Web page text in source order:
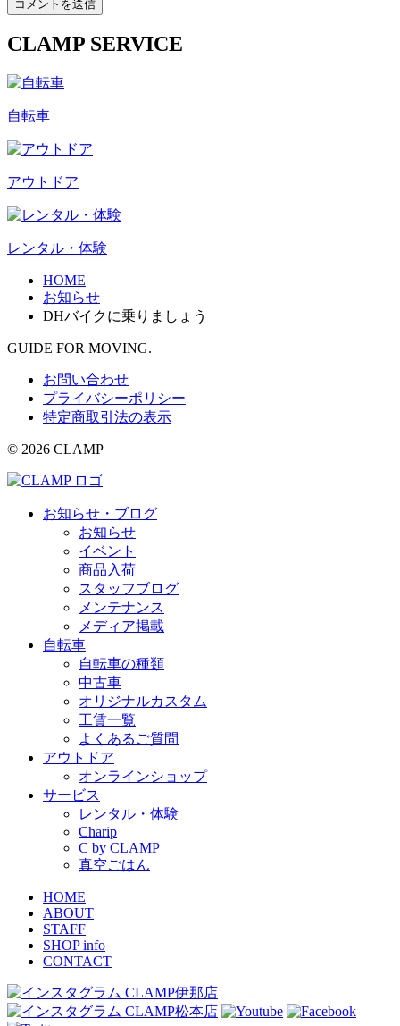
CLAMP SERVICE
自転車
アウトドア
レンタル・体験
HOME
お知らせ
DHバイクに乗りましょう
GUIDE FOR MOVING.
お問い合わせ
プライバシーポリシー
特定商取引法の表示
© 2026 CLAMP
お知らせ・ブログ
お知らせ
イベント
商品入荷
スタッフブログ
メンテナンス
メディア掲載
自転車
自転車の種類
中古車
オリジナルカスタム
工賃一覧
よくあるご質問
アウトドア
オンラインショップ
サービス
レンタル・体験
Charip
C by CLAMP
真空ごはん
HOME
ABOUT
STAFF
SHOP info
CONTACT